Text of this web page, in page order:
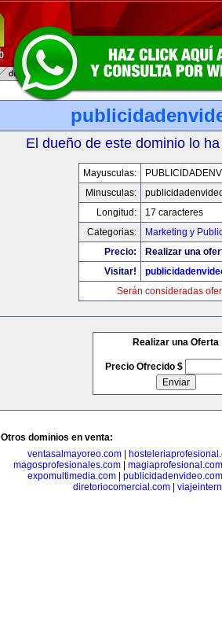
El dueño de este dominio lo
Mayusculas:
Minusculas:
Longitud:
17 caracteres
Categorias:
Marketing y
Precio:
Realizar una
Visitar!
Serán consideradas
Realizar una Oferta
Precio Ofrecido $
Otros dominios en venta:
ventasalmayoreo.com
magosprofesionales.com
magiaprofesional.com
expomultimedia.com
publicidadenvideo.com
diretoriocomercial.com